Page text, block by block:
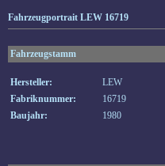
Fahrzeugportrait LEW 16719
Fahrzeugstamm
Hersteller: LEW
Fabriknummer:
16719
Baujahr:
1980